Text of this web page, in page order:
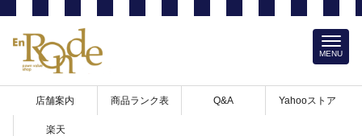
店舗案内 商品ランク表 Q&A Yahooストア
楽天
MENU